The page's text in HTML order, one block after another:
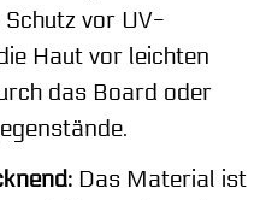
Schutz vor UV-
Haut vor leichten
das Board oder
Das Material ist